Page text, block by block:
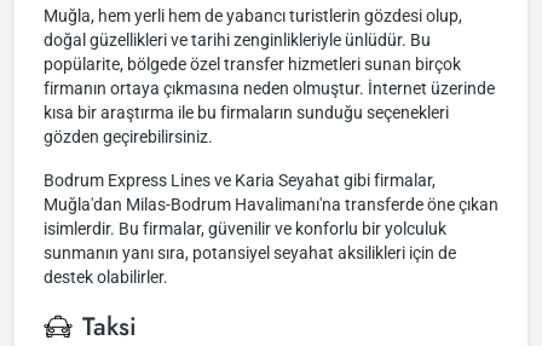
Muğla, hem yerli hem de yabancı turistlerin gözdesi olup,
doğal güzellikleri ve tarihi zenginlikleriyle ünlüdür. Bu
popülarite, bölgede özel transfer hizmetleri sunan birçok
firmanın ortaya çıkmasına neden olmuştur. İnternet üzerinde
kısa bir araştırma ile bu firmaların sunduğu seçenekleri
gözden geçirebilirsiniz.
Bodrum Express Lines ve Karia Seyahat gibi firmalar,
Muğla'dan Milas-Bodrum Havalimanı'na transferde öne çıkan
isimlerdir. Bu firmalar, güvenilir ve konforlu bir yolculuk
sunmanın yanı sıra, potansiyel seyahat aksilikleri için de
destek olabilirler.
Taksi